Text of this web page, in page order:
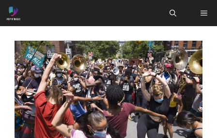
Aller
au